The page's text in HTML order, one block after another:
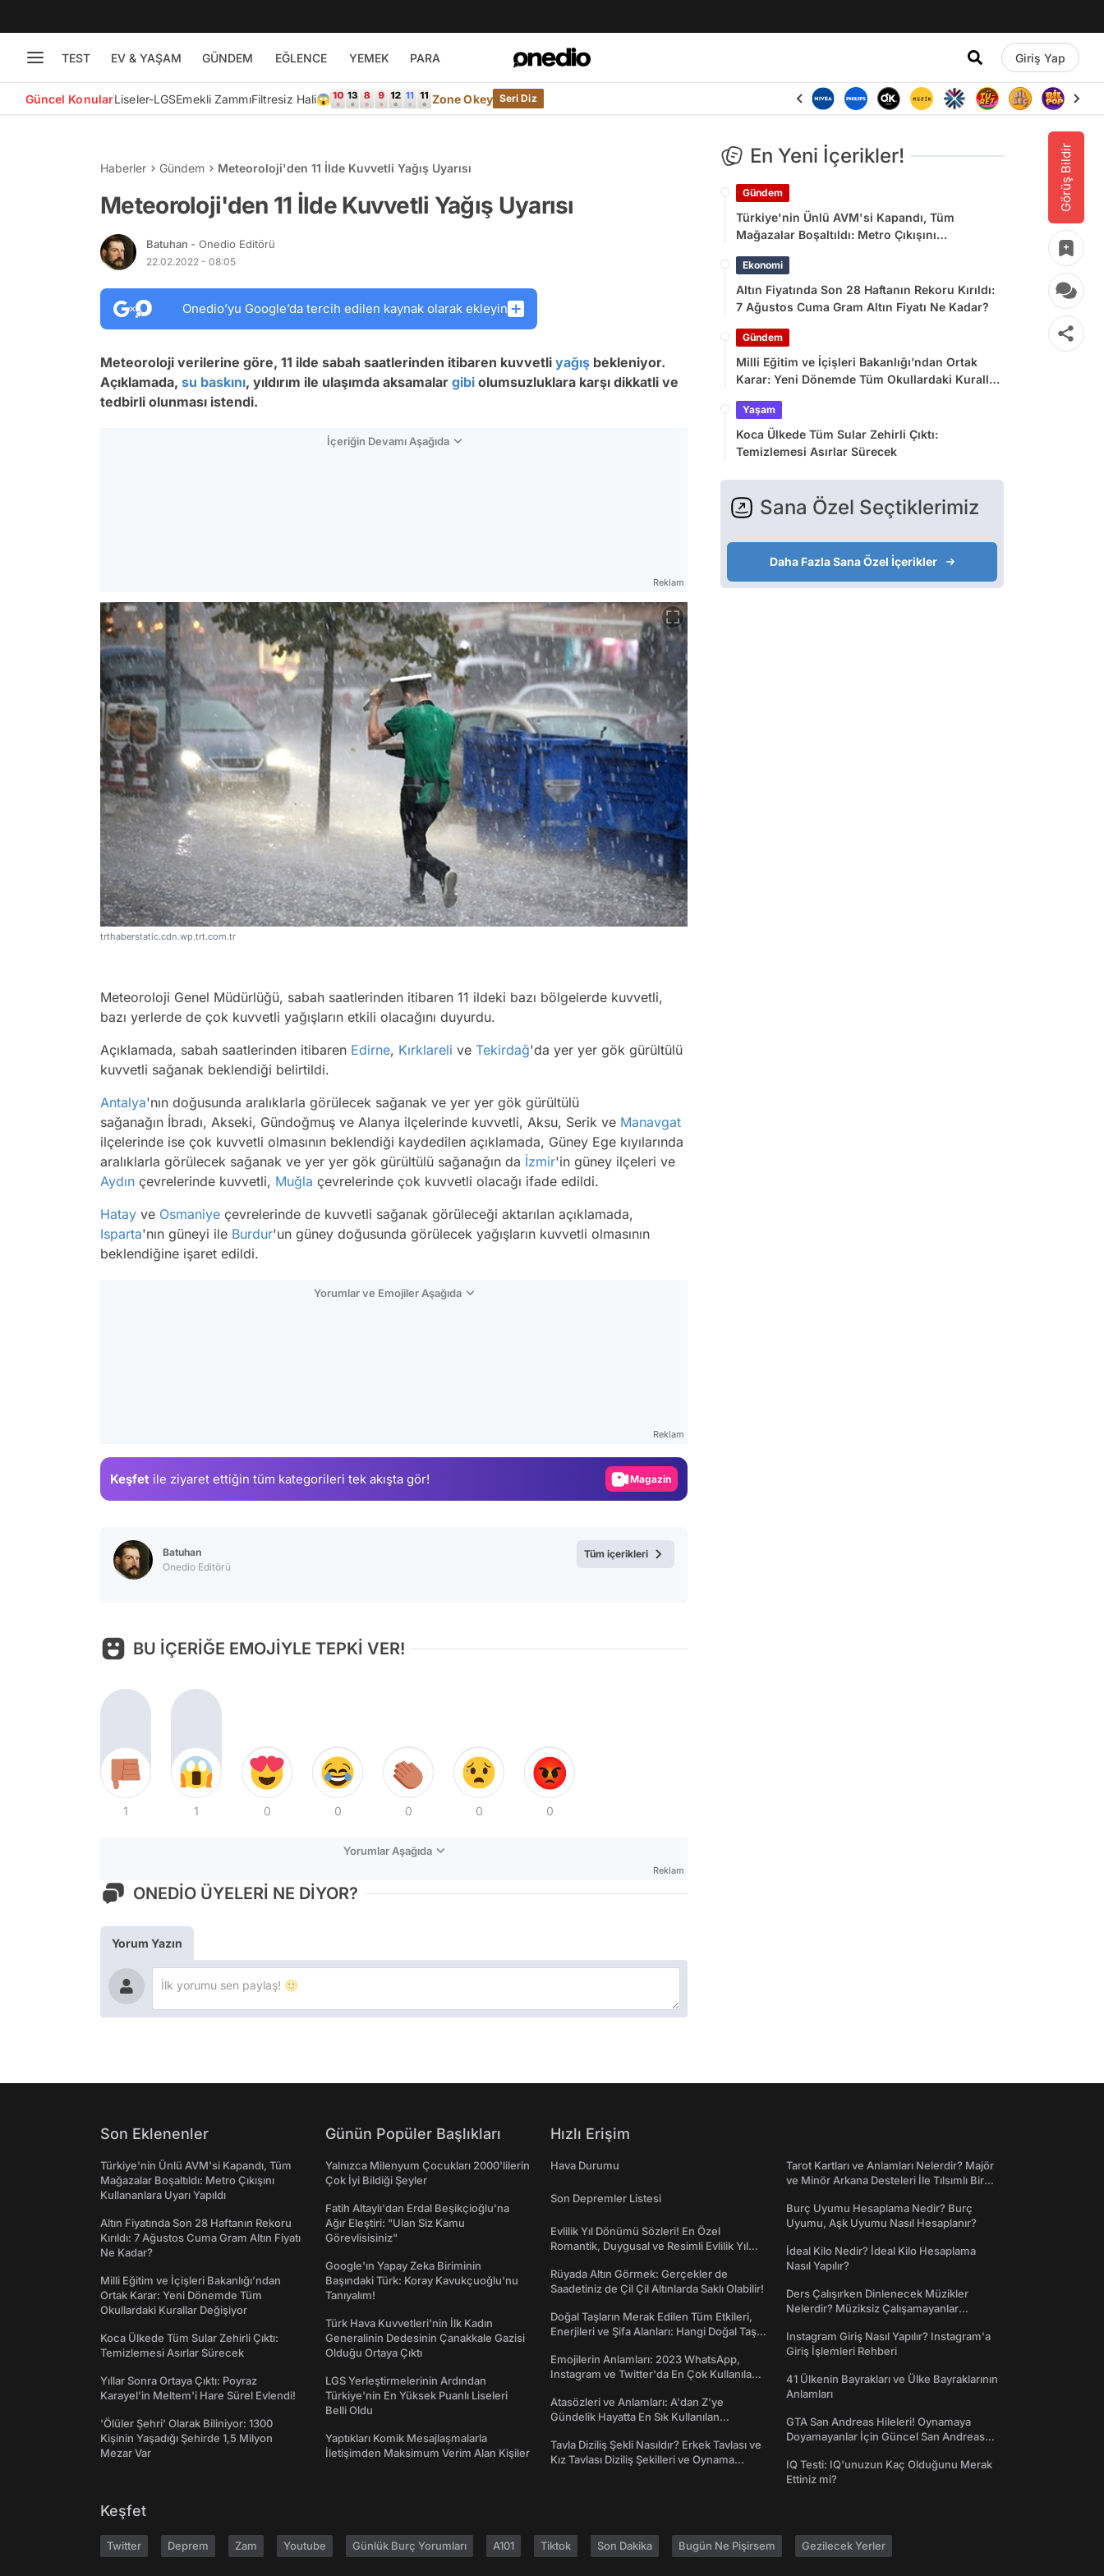
TEST EV & YAŞAM GÜNDEM EĞLENCE YEMEK PARA Giriş Yap
Güncel KonularLiseler-LGSEmekli ZammıFiltresiz Hali😱 Zone Okey Seri Diz
Görüş Bildir
Haberler Gündem Meteoroloji'den 11 İlde Kuvvetli Yağış Uyarısı
Meteoroloji'den 11 İlde Kuvvetli Yağış Uyarısı
Batuhan - Onedio Editörü
22.02.2022 - 08:05
Onedio’yu Google’da tercih edilen kaynak olarak ekleyin
Meteoroloji verilerine göre, 11 ilde sabah saatlerinden itibaren kuvvetli yağış bekleniyor.
Açıklamada, su baskını, yıldırım ile ulaşımda aksamalar gibi olumsuzluklara karşı dikkatli ve
tedbirli olunması istendi.
İçeriğin Devamı Aşağıda
Reklam
trthaberstatic.cdn.wp.trt.com.tr
Meteoroloji Genel Müdürlüğü, sabah saatlerinden itibaren 11 ildeki bazı bölgelerde kuvvetli,
bazı yerlerde de çok kuvvetli yağışların etkili olacağını duyurdu.
Açıklamada, sabah saatlerinden itibaren Edirne, Kırklareli ve Tekirdağ'da yer yer gök gürültülü
kuvvetli sağanak beklendiği belirtildi.
Antalya'nın doğusunda aralıklarla görülecek sağanak ve yer yer gök gürültülü
sağanağın İbradı, Akseki, Gündoğmuş ve Alanya ilçelerinde kuvvetli, Aksu, Serik ve Manavgat
ilçelerinde ise çok kuvvetli olmasının beklendiği kaydedilen açıklamada, Güney Ege kıyılarında
aralıklarla görülecek sağanak ve yer yer gök gürültülü sağanağın da İzmir'in güney ilçeleri ve
Aydın çevrelerinde kuvvetli, Muğla çevrelerinde çok kuvvetli olacağı ifade edildi.
Hatay ve Osmaniye çevrelerinde de kuvvetli sağanak görüleceği aktarılan açıklamada,
Isparta'nın güneyi ile Burdur'un güney doğusunda görülecek yağışların kuvvetli olmasının
beklendiğine işaret edildi.
Yorumlar ve Emojiler Aşağıda
Reklam
Keşfet ile ziyaret ettiğin tüm kategorileri tek akışta gör! Magazin
Batuhan
Onedio Editörü
Tüm içerikleri
BU İÇERİĞE EMOJİYLE TEPKİ VER!
1 1 0 0 0 0 0
Yorumlar Aşağıda
Reklam
ONEDİO ÜYELERİ NE DİYOR?
Yorum Yazın
En Yeni İçerikler!
Gündem
Türkiye'nin Ünlü AVM'si Kapandı, Tüm
Mağazalar Boşaltıldı: Metro Çıkışını
Ekonomi
Altın Fiyatında Son 28 Haftanın Rekoru Kırıldı:
7 Ağustos Cuma Gram Altın Fiyatı Ne Kadar?
Gündem
Milli Eğitim ve İçişleri Bakanlığı’ndan Ortak
Karar: Yeni Dönemde Tüm Okullardaki Kurallar
Yaşam
Koca Ülkede Tüm Sular Zehirli Çıktı:
Temizlemesi Asırlar Sürecek
Sana Özel Seçtiklerimiz
Daha Fazla Sana Özel İçerikler
Son Eklenenler
Türkiye'nin Ünlü AVM'si Kapandı, Tüm
Mağazalar Boşaltıldı: Metro Çıkışını
Kullananlara Uyarı Yapıldı
Altın Fiyatında Son 28 Haftanın Rekoru
Kırıldı: 7 Ağustos Cuma Gram Altın Fiyatı
Ne Kadar?
Milli Eğitim ve İçişleri Bakanlığı’ndan
Ortak Karar: Yeni Dönemde Tüm
Okullardaki Kurallar Değişiyor
Koca Ülkede Tüm Sular Zehirli Çıktı:
Temizlemesi Asırlar Sürecek
Yıllar Sonra Ortaya Çıktı: Poyraz
Karayel'in Meltem'i Hare Sürel Evlendi!
'Ölüler Şehri' Olarak Biliniyor: 1300
Kişinin Yaşadığı Şehirde 1,5 Milyon
Mezar Var
Günün Popüler Başlıkları
Yalnızca Milenyum Çocukları 2000'lilerin
Çok İyi Bildiği Şeyler
Fatih Altaylı'dan Erdal Beşikçioğlu'na
Ağır Eleştiri: "Ulan Siz Kamu
Görevlisisiniz"
Google'ın Yapay Zeka Biriminin
Başındaki Türk: Koray Kavukçuoğlu'nu
Tanıyalım!
Türk Hava Kuvvetleri'nin İlk Kadın
Generalinin Dedesinin Çanakkale Gazisi
Olduğu Ortaya Çıktı
LGS Yerleştirmelerinin Ardından
Türkiye'nin En Yüksek Puanlı Liseleri
Belli Oldu
Yaptıkları Komik Mesajlaşmalarla
İletişimden Maksimum Verim Alan Kişiler
Hızlı Erişim
Hava Durumu
Son Depremler Listesi
Evlilik Yıl Dönümü Sözleri! En Özel
Romantik, Duygusal ve Resimli Evlilik Yıl
Rüyada Altın Görmek: Gerçekler de
Saadetiniz de Çil Çil Altınlarda Saklı Olabilir!
Doğal Taşların Merak Edilen Tüm Etkileri,
Enerjileri ve Şifa Alanları: Hangi Doğal Taş
Emojilerin Anlamları: 2023 WhatsApp,
Instagram ve Twitter'da En Çok Kullanılan
Atasözleri ve Anlamları: A'dan Z'ye
Gündelik Hayatta En Sık Kullanılan
Tavla Diziliş Şekli Nasıldır? Erkek Tavlası ve
Kız Tavlası Diziliş Şekilleri ve Oynama
Tarot Kartları ve Anlamları Nelerdir? Majör
ve Minör Arkana Desteleri İle Tılsımlı Bir
Burç Uyumu Hesaplama Nedir? Burç
Uyumu, Aşk Uyumu Nasıl Hesaplanır?
İdeal Kilo Nedir? İdeal Kilo Hesaplama
Nasıl Yapılır?
Ders Çalışırken Dinlenecek Müzikler
Nelerdir? Müziksiz Çalışamayanlar
Instagram Giriş Nasıl Yapılır? Instagram'a
Giriş İşlemleri Rehberi
41 Ülkenin Bayrakları ve Ülke Bayraklarının
Anlamları
GTA San Andreas Hileleri! Oynamaya
Doyamayanlar İçin Güncel San Andreas
IQ Testi: IQ'unuzun Kaç Olduğunu Merak
Ettiniz mi?
Keşfet
Twitter Deprem Zam Youtube Günlük Burç Yorumları A101 Tiktok Son Dakika Bugün Ne Pişirsem Gezilecek Yerler